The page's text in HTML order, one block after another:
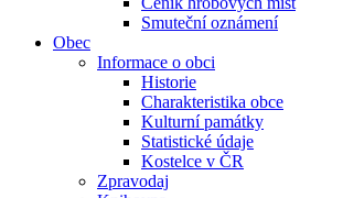
Smuteční oznámení
Obec
Informace o obci
Historie
Charakteristika obce
Kulturní památky
Statistické údaje
Kostelce v ČR
Zpravodaj